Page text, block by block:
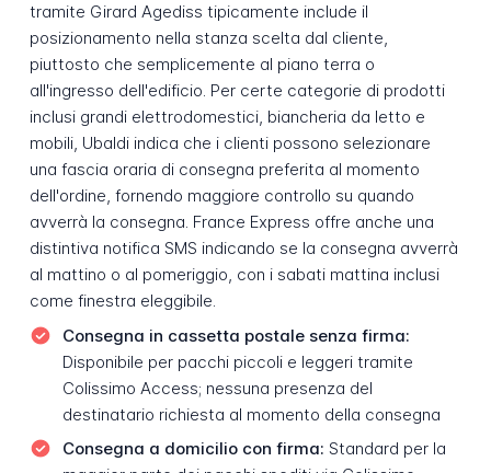
tramite Girard Agediss tipicamente include il
posizionamento nella stanza scelta dal cliente,
piuttosto che semplicemente al piano terra o
all'ingresso dell'edificio. Per certe categorie di prodotti
inclusi grandi elettrodomestici, biancheria da letto e
mobili, Ubaldi indica che i clienti possono selezionare
una fascia oraria di consegna preferita al momento
dell'ordine, fornendo maggiore controllo su quando
avverrà la consegna. France Express offre anche una
distintiva notifica SMS indicando se la consegna avverrà
al mattino o al pomeriggio, con i sabati mattina inclusi
come finestra eleggibile.
Consegna in cassetta postale senza firma:
Disponibile per pacchi piccoli e leggeri tramite
Colissimo Access; nessuna presenza del
destinatario richiesta al momento della consegna
Consegna a domicilio con firma: Standard per la